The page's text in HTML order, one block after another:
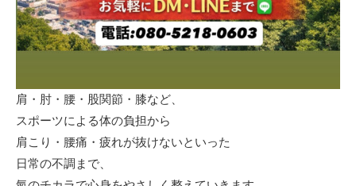
肩・肘・腰・股関節・膝など、
スポーツによる体の負担から
肩こり・腰痛・疲れが抜けないといった
日常の不調まで、